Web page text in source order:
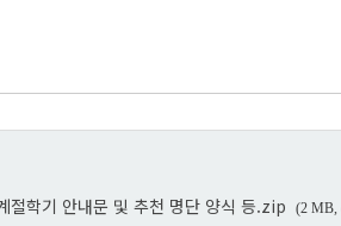
절학기 안내문 및 추천 명단 양식 등.zip
(2 MB,